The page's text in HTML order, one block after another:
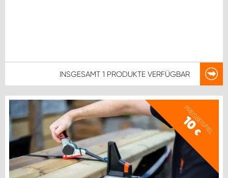
INSGESAMT 1 PRODUKTE VERFÜGBAR
PREISBEISPIEL
10
€